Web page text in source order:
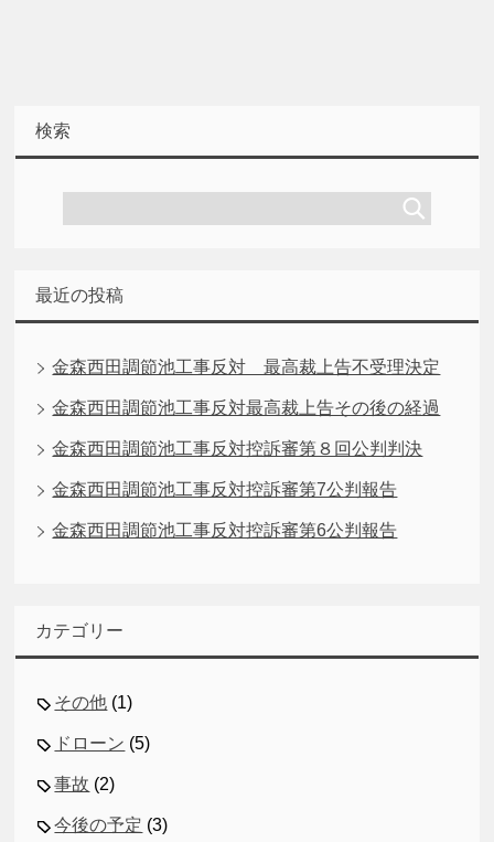
検索
最近の投稿
金森西田調節池工事反対 最高裁上告不受理決定
金森西田調節池工事反対最高裁上告その後の経過
金森西田調節池工事反対控訴審第８回公判判決
金森西田調節池工事反対控訴審第7公判報告
金森西田調節池工事反対控訴審第6公判報告
カテゴリー
その他 (1)
ドローン (5)
事故 (2)
今後の予定 (3)